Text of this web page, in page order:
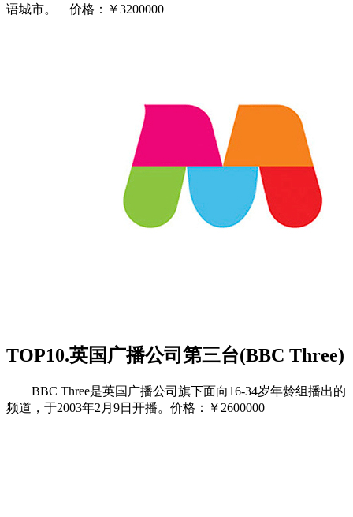
语城市。 价格：￥3200000
TOP10.英国广播公司第三台(BBC Three)
BBC Three是英国广播公司旗下面向16-34岁年龄组播出的
频道，于2003年2月9日开播。价格：￥2600000